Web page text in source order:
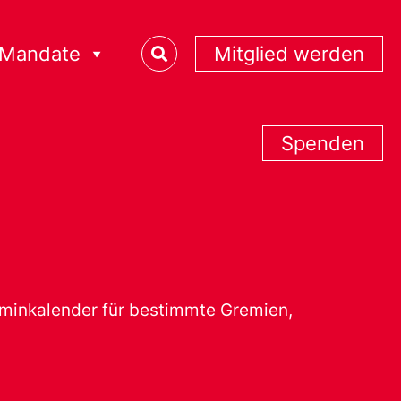
Mandate Mitglied werden
Spenden
für bestimmte Gremien,